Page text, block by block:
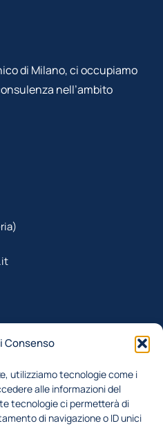
Consenso
utilizziamo tecnologie come i
alle informazioni del
tecnologie ci permetterà di
di navigazione o ID unici
di Milano, ci occupiamo
nell’ambito
aggiornato
dei miei dati,
nell'informativa